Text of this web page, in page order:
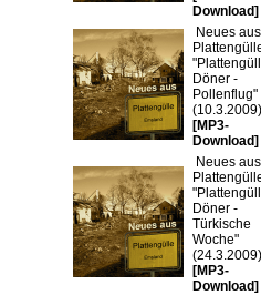
Download]
Neues aus
Döner -
Pollenflug"
(10.3.2009)
[MP3-
Download]
Neues aus
Döner -
Türkische
Woche"
(24.3.2009)
[MP3-
Download]